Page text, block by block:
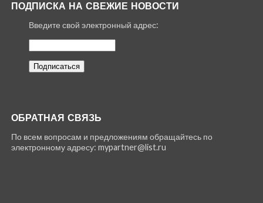
ПОДПИСКА НА СВЕЖИЕ НОВОСТИ
Введите свой электронный адрес:
ОБРАТНАЯ СВЯЗЬ
По всем вопросам и предложениям обращайтесь по
электронному адресу: mypartner@list.ru